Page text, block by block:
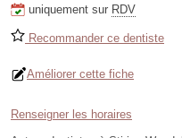
uniquement sur RDV
Recommander ce dentiste
Améliorer cette fiche
Renseigner les horaires